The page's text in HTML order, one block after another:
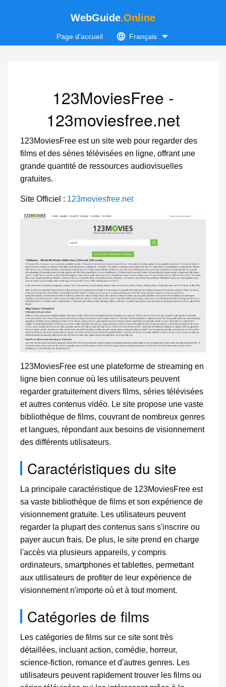
WebGuide.Online
Page d'accueil Français
123MoviesFree -
123moviesfree.net
123MoviesFree est un site web pour regarder des
films et des séries télévisées en ligne, offrant une
grande quantité de ressources audiovisuelles
gratuites.
Site Officiel : 123moviesfree.net
123MoviesFree est une plateforme de streaming en
ligne bien connue où les utilisateurs peuvent
regarder gratuitement divers films, séries télévisées
et autres contenus vidéo. Le site propose une vaste
bibliothèque de films, couvrant de nombreux genres
et langues, répondant aux besoins de visionnement
des différents utilisateurs.
Caractéristiques du site
La principale caractéristique de 123MoviesFree est
sa vaste bibliothèque de films et son expérience de
visionnement gratuite. Les utilisateurs peuvent
regarder la plupart des contenus sans s'inscrire ou
payer aucun frais. De plus, le site prend en charge
l'accès via plusieurs appareils, y compris
ordinateurs, smartphones et tablettes, permettant
aux utilisateurs de profiter de leur expérience de
visionnement n'importe où et à tout moment.
Catégories de films
Les catégories de films sur ce site sont très
détaillées, incluant action, comédie, horreur,
science-fiction, romance et d'autres genres. Les
utilisateurs peuvent rapidement trouver les films ou